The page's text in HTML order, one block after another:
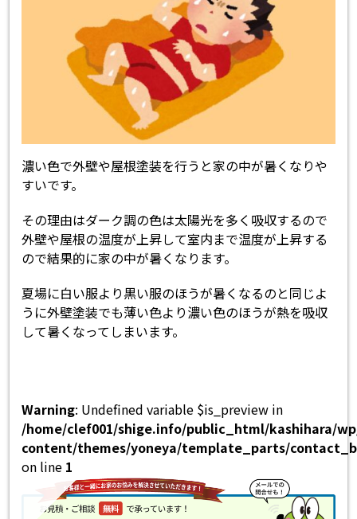
濃い色で外壁や屋根塗装を行うと家の中が暑くなりや
すいです。
その理由はダーク調の色は太陽光を多く吸収するので
外壁や屋根の温度が上昇して室内まで温度が上昇する
ので結果的に家の中が暑くなります。
夏場に白い服より黒い服のほうが暑くなるのと同じよ
うに外壁塗装でも薄い色より濃い色のほうが熱を吸収
して暑くなってしまいます。
Warning: Undefined variable $is_preview in
/home/clef001/shige.info/public_html/kashihara/
content/themes/yoneya/template_parts/
on line 1